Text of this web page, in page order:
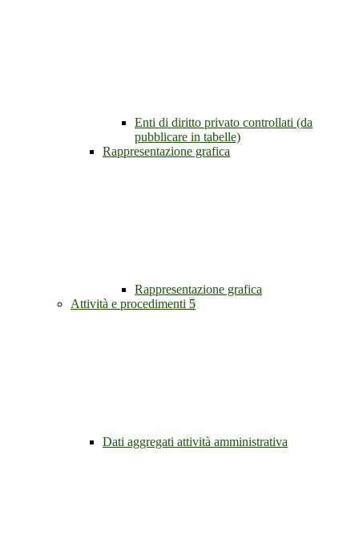
Enti di diritto privato controllati (da
pubblicare in tabelle)
Rappresentazione grafica
Rappresentazione grafica
Attività e procedimenti 5
Dati aggregati attività amministrativa